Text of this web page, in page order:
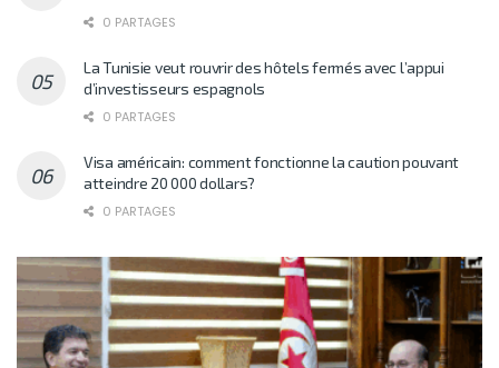
0 PARTAGES
La Tunisie veut rouvrir des hôtels fermés avec l’appui
d’investisseurs espagnols
0 PARTAGES
Visa américain: comment fonctionne la caution pouvant
atteindre 20 000 dollars?
0 PARTAGES